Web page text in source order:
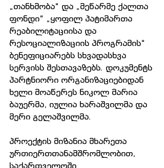
„თანხმობა“ და „მეწარმე ქალთა
ფონდი“ „ყოფილ პატიმართა
რეაბილიტაციისა და
რესოციალიზაციის პროგრამის“
ბენეფიციარებს სხვადასხვა
სერვისს შესთავაზებს. დოკუმენტს
პარტნიორი ორგანიზაციებიდან
ხელი მოაწერეს ნიკოლ მარია
ბაუერმა, იულია ხარაშვილმა და
მერი გელაშვილმა.
პროექტის მიზანია მხარეთა
ურთიერთთანამშრომლობით,
საქართველოში